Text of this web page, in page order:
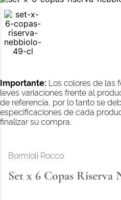
Importante: Los colores de las
leves variaciones frente al
de referencia, por lo tanto se
especificaciones de cada
finalizar su compra.
Bormioli Rocco
Set x 6 Copas Riserva